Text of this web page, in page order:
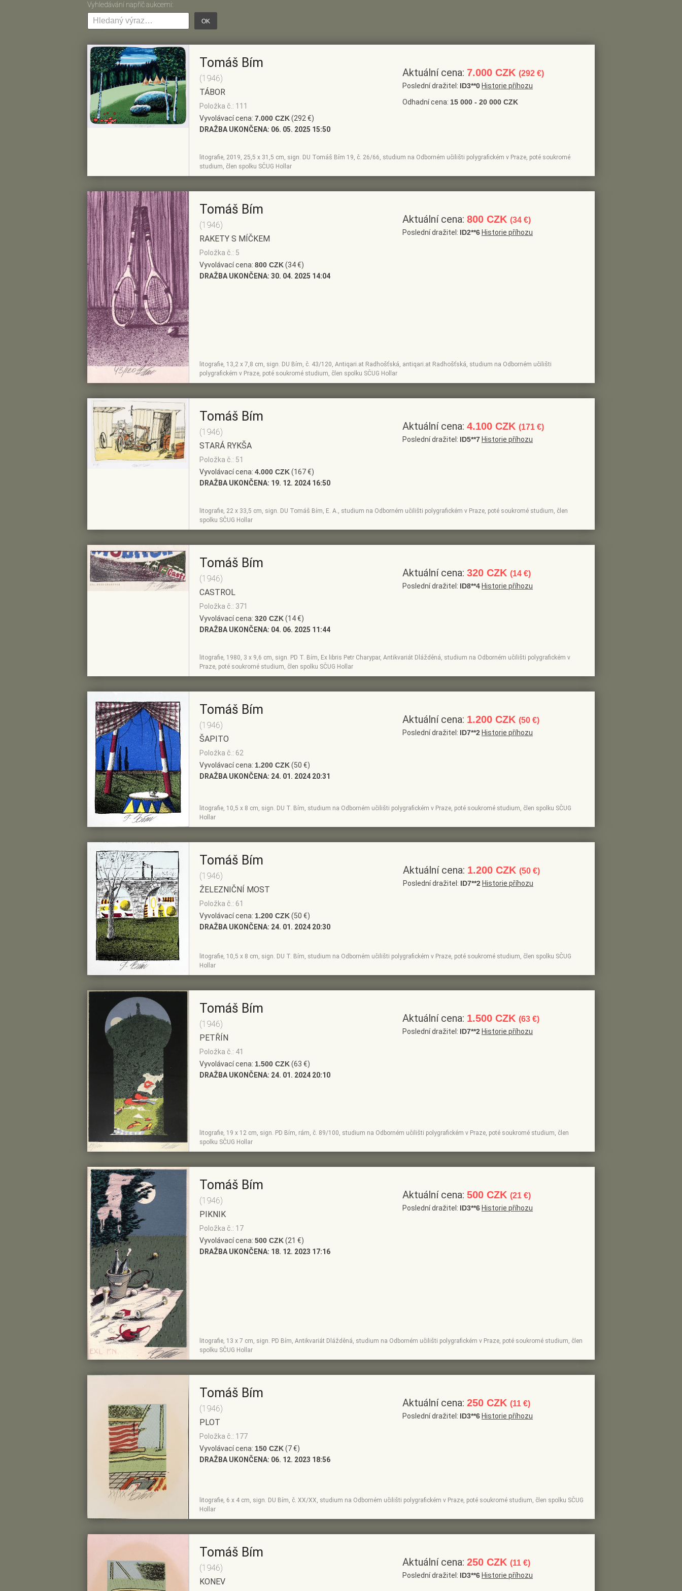
Vyhledávání napříč aukcemi:
OK
Tomáš Bím
(1946)
TÁBOR
Položka č.: 111
Vyvolávací cena: 7.000 CZK(292 €)
DRAŽBA UKONČENA: 06. 05. 2025 15:50
litografie, 2019, 25,5 x 31,5 cm, sign. DU Tomáš Bím 19, č. 26/66, studium na Odborném učilišti polygrafickém v Praze, poté soukromé
studium, člen spolku SČUG Hollar
Aktuální cena: 7.000 CZK (292 €)
Poslední dražitel: ID3**0 Historie příhozu
Odhadní cena: 15 000 - 20 000 CZK
ZOBRAZIT
PŘIDAT DO
PŘEDVÝBĚRU
Tomáš Bím
(1946)
RAKETY S MÍČKEM
Položka č.: 5
Vyvolávací cena: 800 CZK(34 €)
DRAŽBA UKONČENA: 30. 04. 2025 14:04
litografie, 13,2 x 7,8 cm, sign. DU Bím, č. 43/120, Antiqari.at Radhošťská, antiqari.at Radhošťská, studium na Odborném učilišti
polygrafickém v Praze, poté soukromé studium, člen spolku SČUG Hollar
Aktuální cena: 800 CZK (34 €)
Poslední dražitel: ID2**6 Historie příhozu
Tomáš Bím
(1946)
STARÁ RYKŠA
Položka č.: 51
Vyvolávací cena: 4.000 CZK(167 €)
DRAŽBA UKONČENA: 19. 12. 2024 16:50
litografie, 22 x 33,5 cm, sign. DU Tomáš Bím, E. A., studium na Odborném učilišti polygrafickém v Praze, poté soukromé studium, člen
spolku SČUG Hollar
Aktuální cena: 4.100 CZK (171 €)
Poslední dražitel: ID5**7 Historie příhozu
Tomáš Bím
(1946)
CASTROL
Položka č.: 371
Vyvolávací cena: 320 CZK(14 €)
DRAŽBA UKONČENA: 04. 06. 2025 11:44
litografie, 1980, 3 x 9,6 cm, sign. PD T. Bím, Ex libris Petr Charypar, Antikvariát Dlážděná, studium na Odborném učilišti polygrafickém v
Praze, poté soukromé studium, člen spolku SČUG Hollar
Aktuální cena: 320 CZK (14 €)
Poslední dražitel: ID8**4 Historie příhozu
ZOBRAZIT
PŘIDAT DO
PŘEDVÝBĚRU
Tomáš Bím
(1946)
ŠAPITO
Položka č.: 62
Vyvolávací cena: 1.200 CZK(50 €)
DRAŽBA UKONČENA: 24. 01. 2024 20:31
litografie, 10,5 x 8 cm, sign. DU T. Bím, studium na Odborném učilišti polygrafickém v Praze, poté soukromé studium, člen spolku SČUG
Hollar
Aktuální cena: 1.200 CZK (50 €)
Poslední dražitel: ID7**2 Historie příhozu
ZOBRAZIT
PŘIDAT DO
PŘEDVÝBĚRU
Tomáš Bím
(1946)
ŽELEZNIČNÍ MOST
Položka č.: 61
Vyvolávací cena: 1.200 CZK(50 €)
DRAŽBA UKONČENA: 24. 01. 2024 20:30
litografie, 10,5 x 8 cm, sign. DU T. Bím, studium na Odborném učilišti polygrafickém v Praze, poté soukromé studium, člen spolku SČUG
Hollar
Aktuální cena: 1.200 CZK (50 €)
Poslední dražitel: ID7**2 Historie příhozu
ZOBRAZIT
DETAIL
PŘIDAT DO
PŘEDVÝBĚRU
Tomáš Bím
(1946)
PETŘÍN
Položka č.: 41
Vyvolávací cena: 1.500 CZK(63 €)
DRAŽBA UKONČENA: 24. 01. 2024 20:10
litografie, 19 x 12 cm, sign. PD Bím, rám, č. 89/100, studium na Odborném učilišti polygrafickém v Praze, poté soukromé studium, člen
spolku SČUG Hollar
Aktuální cena: 1.500 CZK (63 €)
Poslední dražitel: ID7**2 Historie příhozu
ZOBRAZIT
DETAIL
PŘIDAT DO
PŘEDVÝBĚRU
Tomáš Bím
(1946)
PIKNIK
Položka č.: 17
Vyvolávací cena: 500 CZK(21 €)
DRAŽBA UKONČENA: 18. 12. 2023 17:16
litografie, 13 x 7 cm, sign. PD Bím, Antikvariát Dlážděná, studium na Odborném učilišti polygrafickém v Praze, poté soukromé studium, člen
spolku SČUG Hollar
Aktuální cena: 500 CZK (21 €)
Poslední dražitel: ID3**6 Historie příhozu
ZOBRAZIT
Tomáš Bím
(1946)
PLOT
Položka č.: 177
Vyvolávací cena: 150 CZK(7 €)
DRAŽBA UKONČENA: 06. 12. 2023 18:56
litografie, 6 x 4 cm, sign. DU Bím, č. XX/XX, studium na Odborném učilišti polygrafickém v Praze, poté soukromé studium, člen spolku SČUG
Hollar
Aktuální cena: 250 CZK (11 €)
Poslední dražitel: ID3**6 Historie příhozu
Tomáš Bím
(1946)
KONEV
Aktuální cena: 250 CZK (11 €)
Poslední dražitel: ID3**6 Historie příhozu